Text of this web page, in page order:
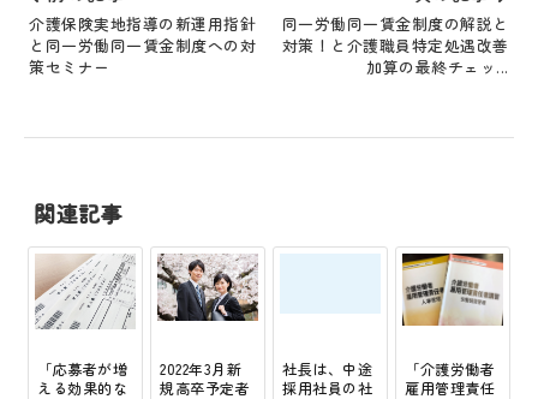
介護保険実地指導の新運用指針
と同一労働同一賃金制度への対
策セミナー
同一労働同一賃金制度の解説と
対策！と介護職員特定処遇改善
加算の最終チェッ...
関連記事
「応募者が増
える効果的な
2022年3月新
規高卒予定者
社長は、中途
採用社員の社
「介護労働者
雇用管理責任